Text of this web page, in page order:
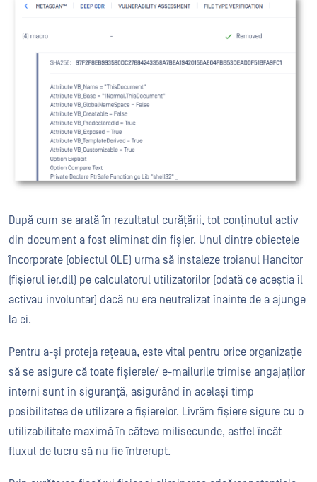
După cum se arată în rezultatul curățării, tot conținutul activ
din document a fost eliminat din fișier. Unul dintre obiectele
încorporate (obiectul OLE) urma să instaleze troianul Hancitor
(fișierul ier.dll) pe calculatorul utilizatorilor (odată ce aceștia îl
activau involuntar) dacă nu era neutralizat înainte de a ajunge
la ei.
Pentru a-și proteja rețeaua, este vital pentru orice organizație
să se asigure că toate fișierele/ e-mailurile trimise angajaților
interni sunt în siguranță, asigurând în același timp
posibilitatea de utilizare a fișierelor. Livrăm fișiere sigure cu o
utilizabilitate maximă în câteva milisecunde, astfel încât
fluxul de lucru să nu fie întrerupt.